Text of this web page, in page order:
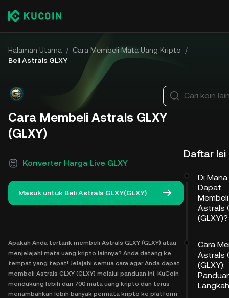
Halaman Utama / Cara Membeli Mata Uang Kripto
/
Beli Astrals GLXY
Cara Membeli Astrals GLXY
(GLXY)
Konverter Harga Live GLXY
Masuk untuk Beli Astrals GLXY(GLXY)
Apakah Anda tertarik membeli Astrals GLXY (GLXY) atau
menjelajahi mata uang kripto lainnya? Anda datang ke
tempat yang tepat! Jelajahi semua cara agar Anda dapat
membeli Astrals GLXY (GLXY) melalui panduan ini. KuCoin
mendukung lebih dari 700 mata uang kripto dan terus
menambahkan lebih banyak permata kripto ke platform
Cari koin
Daftar Isi
Di
Dapat
Membeli
Astrals
(GLXY)?
Cara
Astrals
(GLXY):
Langkah